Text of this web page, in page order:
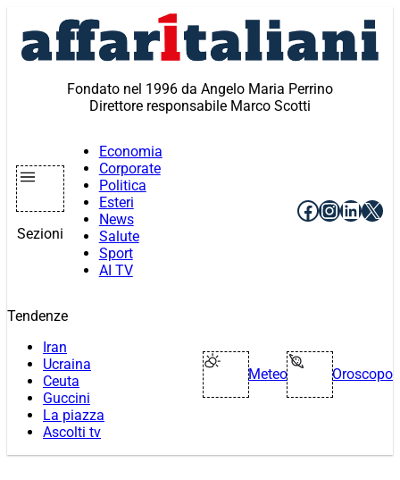
contenuto
Fondato nel 1996 da Angelo Maria Perrino
Direttore responsabile Marco Scotti
Sezioni
Economia
Corporate
Politica
Esteri
News
Salute
Sport
AI TV
Facebook
X
Tendenze
Iran
Ucraina
Ceuta
Guccini
La piazza
Ascolti tv
Meteo Oroscopo